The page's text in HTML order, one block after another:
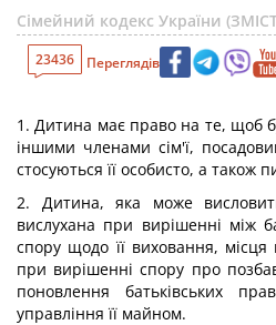
Сімейний кодекс України
23436 Переглядів
1. Дитина має право на те, щоб
іншими членами сім'ї,
стосуються її особисто, а також
2. Дитина, яка може
вислухана при вирішенні між
спору щодо її виховання,
при вирішенні спору про
поновлення батьківських
управління її майном.